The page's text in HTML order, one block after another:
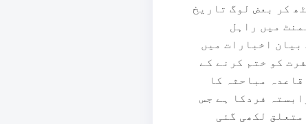
کر بعض لوگ تاریخ
میں راہل
بیان اخبارات میں
کو ختم کرنے کے
مباحثہ کا
فردکا ہے جس
لکھی گئی